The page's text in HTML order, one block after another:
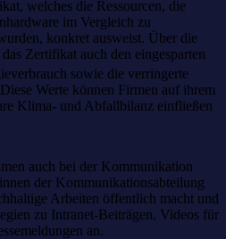
welches die Ressourcen, die
im Vergleich zu
konkret ausweist. Über die
Zertifikat auch den eingesparten
sowie die verringerte
Werte können Firmen auf ihrem
Klima- und Abfallbilanz einfließen
auch bei der Kommunikation
der Kommunikationsabteilung
Arbeiten öffentlich macht und
zu Intranet-Beiträgen, Videos für
an.